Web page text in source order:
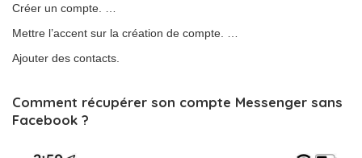
Créer un compte. …
Mettre l’accent sur la création de compte. …
Ajouter des contacts.
Comment récupérer son compte Messenger sans
Facebook ?